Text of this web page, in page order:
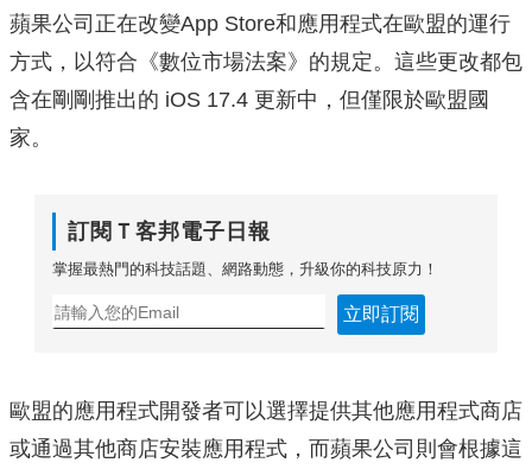
蘋果公司正在改變App Store和應用程式在歐盟的運行
方式，以符合《數位市場法案》的規定。這些更改都包
含在剛剛推出的 iOS 17.4 更新中，但僅限於歐盟國
家。
訂閱Ｔ客邦電子日報
掌握最熱門的科技話題、網路動態，升級你的科技原力！
立即訂閱
歐盟的應用程式開發者可以選擇提供其他應用程式商店
或通過其他商店安裝應用程式，而蘋果公司則會根據這